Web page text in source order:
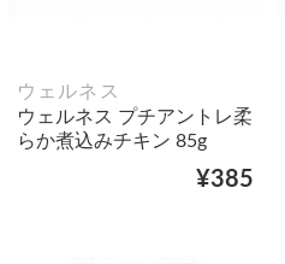
ウェルネス
ウェルネス プチアントレ柔
らか煮込みチキン 85g
¥385